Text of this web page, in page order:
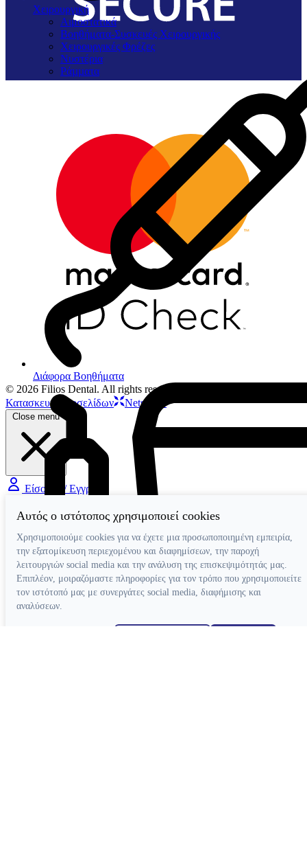
Χειρουργική
Αιμοστατικά
Βοηθήματα-Συσκευές Χειρουργικής
Χειρουργικές Φρέζες
Νυστέρια
Ράµµατα
Διάφορα Βοηθήματα
© 2026 Filios Dental. All rights reserved.
Κατασκευή ιστοσελίδων
Netstudio
Close menu
Είσοδος / Εγγραφή
Αυτός ο ιστότοπος χρησιμοποιεί cookies
Χρησιμοποιούμε cookies για να έχετε μια προσωποποιημένη εμπειρία,
την εξατομίκευση περιεχομένου και διαφημίσεων, την παροχή
λειτουργιών social media και την ανάλυση της επισκεψιμότητάς μας.
Επιπλέον, μοιραζόμαστε πληροφορίες για τον τρόπο που χρησιμοποιείτε
τον ιστότοπό μας με συνεργάτες social media, διαφήμισης και
αναλύσεων.